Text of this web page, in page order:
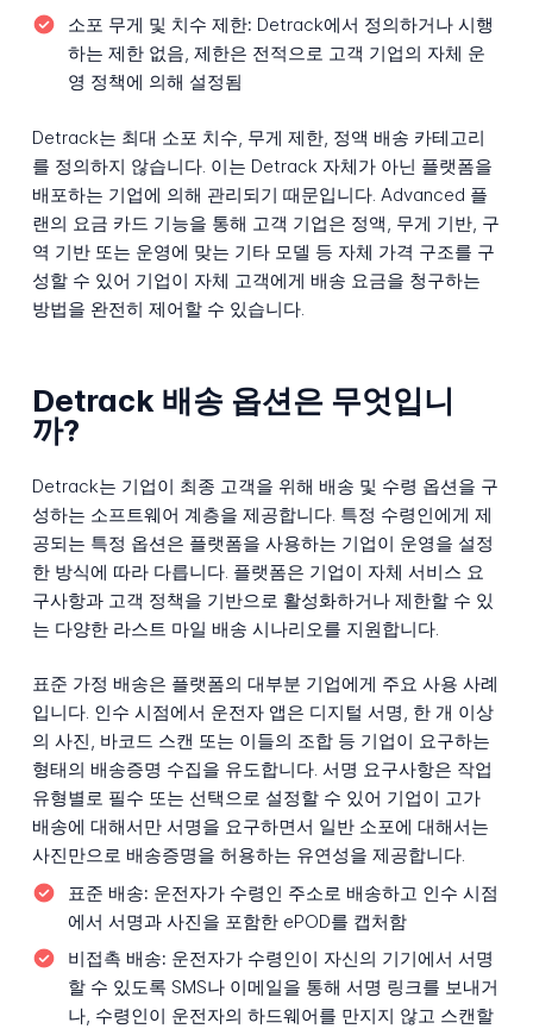
소포 무게 및 치수 제한: Detrack에서 정의하거나 시행
하는 제한 없음, 제한은 전적으로 고객 기업의 자체 운
영 정책에 의해 설정됨
Detrack는 최대 소포 치수, 무게 제한, 정액 배송 카테고리
를 정의하지 않습니다. 이는 Detrack 자체가 아닌 플랫폼을
배포하는 기업에 의해 관리되기 때문입니다. Advanced 플
랜의 요금 카드 기능을 통해 고객 기업은 정액, 무게 기반, 구
역 기반 또는 운영에 맞는 기타 모델 등 자체 가격 구조를 구
성할 수 있어 기업이 자체 고객에게 배송 요금을 청구하는
방법을 완전히 제어할 수 있습니다.
Detrack 배송 옵션은 무엇입니
까?
Detrack는 기업이 최종 고객을 위해 배송 및 수령 옵션을 구
성하는 소프트웨어 계층을 제공합니다. 특정 수령인에게 제
공되는 특정 옵션은 플랫폼을 사용하는 기업이 운영을 설정
한 방식에 따라 다릅니다. 플랫폼은 기업이 자체 서비스 요
구사항과 고객 정책을 기반으로 활성화하거나 제한할 수 있
는 다양한 라스트 마일 배송 시나리오를 지원합니다.
표준 가정 배송은 플랫폼의 대부분 기업에게 주요 사용 사례
입니다. 인수 시점에서 운전자 앱은 디지털 서명, 한 개 이상
의 사진, 바코드 스캔 또는 이들의 조합 등 기업이 요구하는
형태의 배송증명 수집을 유도합니다. 서명 요구사항은 작업
유형별로 필수 또는 선택으로 설정할 수 있어 기업이 고가
배송에 대해서만 서명을 요구하면서 일반 소포에 대해서는
사진만으로 배송증명을 허용하는 유연성을 제공합니다.
표준 배송: 운전자가 수령인 주소로 배송하고 인수 시점
에서 서명과 사진을 포함한 ePOD를 캡처함
비접촉 배송: 운전자가 수령인이 자신의 기기에서 서명
할 수 있도록 SMS나 이메일을 통해 서명 링크를 보내거
나, 수령인이 운전자의 하드웨어를 만지지 않고 스캔할